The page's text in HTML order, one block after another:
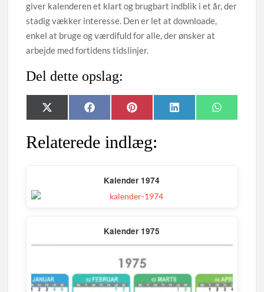
giver kalenderen et klart og brugbart indblik i et år, der
stadig vækker interesse. Den er let at downloade,
enkel at bruge og værdifuld for alle, der ønsker at
arbejde med fortidens tidslinjer.
Del dette opslag:
Share
on
X
(
w
i
Share
on
F
a
e
b
Share
on
P
i
t
e
t
Share
on
L
i
Share
on
W
h
Relaterede indlæg:
Kalender 1974
Kalender 1975